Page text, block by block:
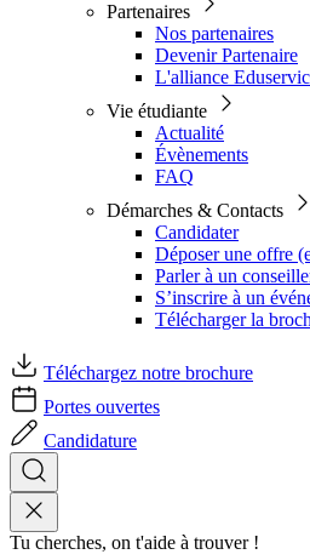
Partenaires
Nos partenaires
Devenir Partenaire
L'alliance
Vie étudiante
Actualité
Évènements
FAQ
Démarches & Contacts
Candidater
Déposer une offre
Parler à un
S’inscrire à un
Télécharger la
Téléchargez notre brochure
Portes ouvertes
Candidature
Tu cherches, on t'aide à trouver !